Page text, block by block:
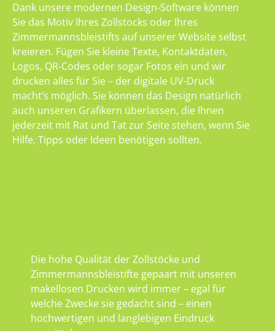
Dank unsere modernen Design-Software können
Sie das Motiv Ihres Zollstocks oder Ihres
Zimmermannsbleistifts auf unserer Website selbst
kreieren. Fügen Sie kleine Texte, Kontaktdaten,
Logos, QR-Codes oder sogar Fotos ein und wir
drucken alles für Sie – der digitale UV-Druck
macht’s möglich. Sie können das Design natürlich
auch unseren Grafikern überlassen, die Ihnen
jederzeit mit Rat und Tat zur Seite stehen, wenn Sie
Hilfe, Tipps oder Ideen benötigen sollten.
Die hohe Qualität der Zollstöcke und
Zimmermannsbleistifte gepaart mit unseren
makellosen Drucken wird immer – egal für
welche Zwecke sie gedacht sind – einen
hochwertigen und langlebigen Eindruck